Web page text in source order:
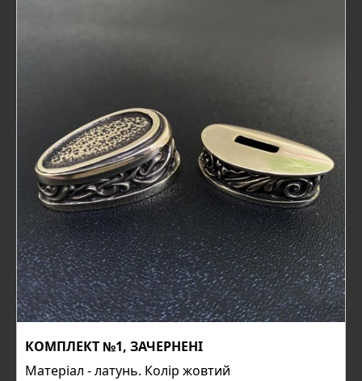
КОМПЛЕКТ №1, ЗАЧЕРНЕНІ
Матеріал - латунь. Колір жовтий